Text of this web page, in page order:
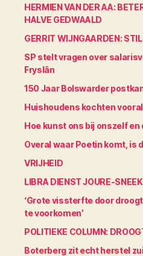
HERMIEN VAN DER AA:
HALVE GEDWAALD
GERRIT WIJNGAARDEN:
SP stelt vragen over
Fryslân
150 Jaar Bolswarder
Huishoudens kochten
Hoe kunst ons bij onszelf en
Overal waar Poetin komt, is
VRIJHEID
LIBRA DIENST JOURE-SNEEK
‘Grote vissterfte door
te voorkomen’
POLITIEKE COLUMN:
Boterberg zit echt herstel